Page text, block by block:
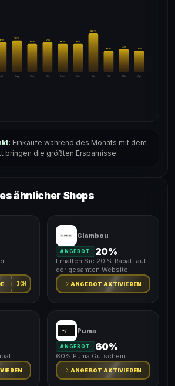
Jul
17%
Aug
18%
Sep
16%
Okt
17%
Nov
16%
Dez
16%
Jan
22%
Feb
12%
Mär
13%
Apr
12%
Einkäufe während des Monats mit dem
bringen die größten Ersparnisse.
ähnlicher Shops
ICH
Glambou
ANGEBOT 20%
Erhalten Sie 20 % Rabatt auf
der gesamten Website.
ANGEBOT AKTIVIEREN
Puma
ANGEBOT 60%
60% Puma Gutschein
ANGEBOT AKTIVIEREN